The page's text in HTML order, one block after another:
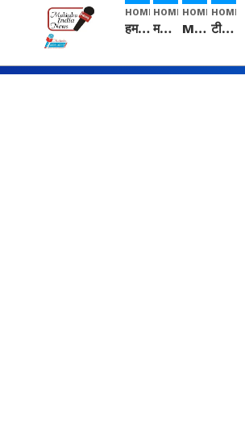
HOME
हम सनातनी..." सांसद kangana Ranaut से क्या बोली लड़की? Viral Jantar-Mantar | CJP protest
HOME
मनीषा हत्याकांड: हत्या, आत्महत्या या कोई बड़ा राज? | Full Story | Josh Haryana
HOME
Mangalsutra: हिंदू धर्म में शादी के बाद मंगलसूत्र क्यों पहनती है महिलाएं, किसने शुरु की ये परंपरा
HOME
टीम बीकेई ने एग्रीकल्चर ग्रेड की यूरिया खाद गट्टों में बदलकर टेक्निकल ग्रेड में बेचने वालों पर करवाई कार्रवाई: लखविंदर सिंह औलख